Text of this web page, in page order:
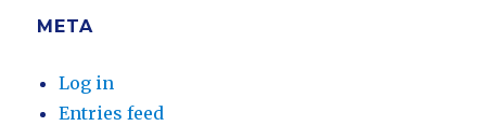
META
Log in
Entries feed